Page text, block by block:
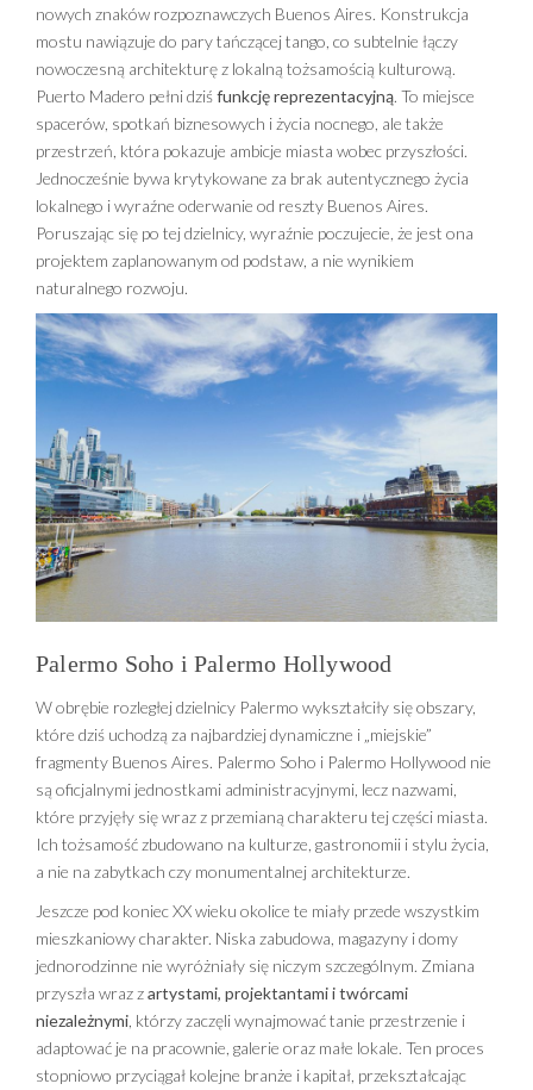
nowych znaków rozpoznawczych Buenos Aires. Konstrukcja
mostu nawiązuje do pary tańczącej tango, co subtelnie łączy
nowoczesną architekturę z lokalną tożsamością kulturową.
Puerto Madero pełni dziśfunkcję reprezentacyjną. To miejsce
spacerów, spotkań biznesowych i życia nocnego, ale także
przestrzeń, która pokazuje ambicje miasta wobec przyszłości.
Jednocześnie bywa krytykowane za brak autentycznego życia
lokalnego i wyraźne oderwanie od reszty Buenos Aires.
Poruszając się po tej dzielnicy, wyraźnie poczujecie, że jest ona
projektem zaplanowanym od podstaw, a nie wynikiem
naturalnego rozwoju.
Palermo Soho i Palermo Hollywood
W obrębie rozległej dzielnicy Palermo wykształciły się obszary,
które dziś uchodzą za najbardziej dynamiczne i „miejskie”
fragmenty Buenos Aires. Palermo Soho i Palermo Hollywood nie
są oficjalnymi jednostkami administracyjnymi, lecz nazwami,
które przyjęły się wraz z przemianą charakteru tej części miasta.
Ich tożsamość zbudowano na kulturze, gastronomii i stylu życia,
a nie na zabytkach czy monumentalnej architekturze.
Jeszcze pod koniec XX wieku okolice te miały przede wszystkim
mieszkaniowy charakter. Niska zabudowa, magazyny i domy
jednorodzinne nie wyróżniały się niczym szczególnym. Zmiana
przyszła wraz zartystami, projektantami i twórcami
niezależnymi , którzy zaczęli wynajmować tanie przestrzenie i
adaptować je na pracownie, galerie oraz małe lokale. Ten proces
stopniowo przyciągał kolejne branże i kapitał, przekształcając